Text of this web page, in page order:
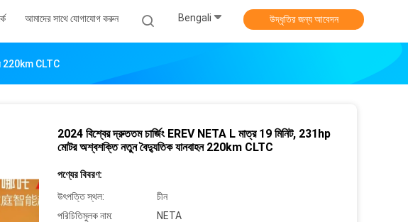
আমাদের সাথে যোগাযোগ করুন Bengali উদ্ধৃতির জন্য আবেদন
220km CLTC
2024 বিশ্বের দ্রুততম চার্জিং EREV NETA L মাত্র 19 মিনিট, 231hp
মোটর অশ্বশক্তি নতুন বৈদ্যুতিক যানবাহন 220km CLTC
পণ্যের বিবরণ:
উৎপত্তি স্থল:
চীন
পরিচিতিমুলক নাম:
NETA